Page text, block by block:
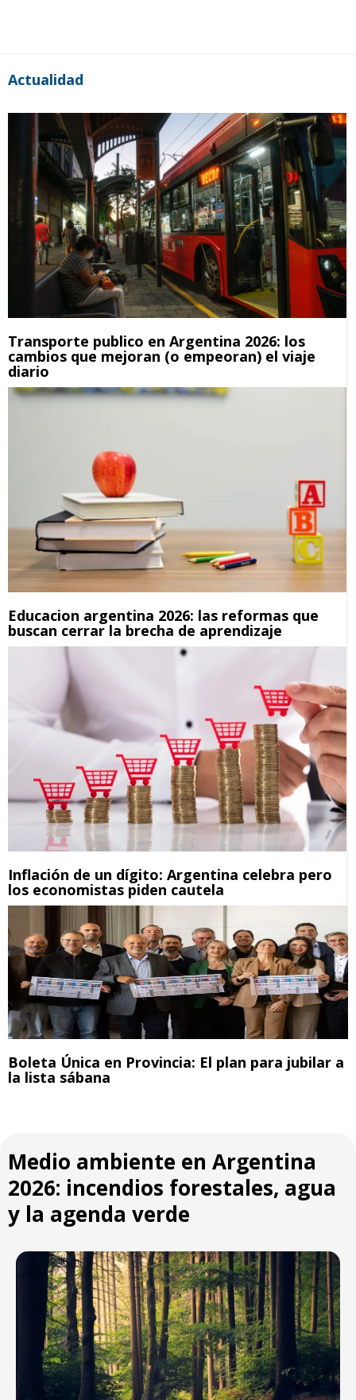
Actualidad
Transporte publico en Argentina 2026: los
cambios que mejoran (o empeoran) el viaje
diario
Educacion argentina 2026: las reformas que
buscan cerrar la brecha de aprendizaje
Inflación de un dígito: Argentina celebra pero
los economistas piden cautela
Boleta Única en Provincia: El plan para jubilar a
la lista sábana
Medio ambiente en Argentina
2026: incendios forestales, agua
y la agenda verde